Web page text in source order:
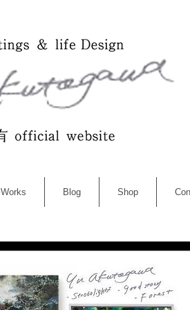
Works Blog Shop